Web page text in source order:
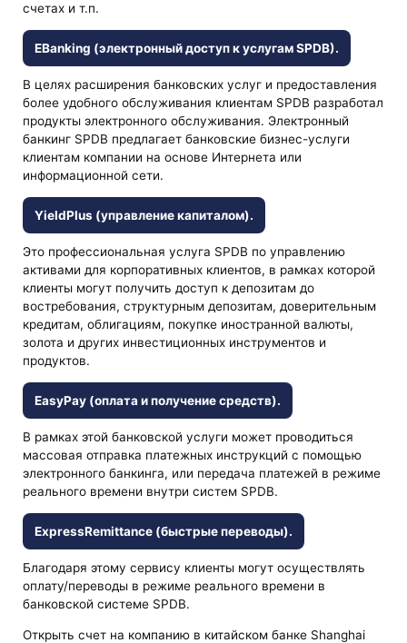
счетах и ​​т.п.
EBanking (электронный доступ к услугам SPDB).
В целях расширения банковских услуг и предоставления
более удобного обслуживания клиентам SPDB разработал
продукты электронного обслуживания. Электронный
банкинг SPDB предлагает банковские бизнес-услуги
клиентам компании на основе Интернета или
информационной сети.
YieldPlus (управление капиталом).
Это профессиональная услуга SPDB по управлению
активами для корпоративных клиентов, в рамках которой
клиенты могут получить доступ к депозитам до
востребования, структурным депозитам, доверительным
кредитам, облигациям, покупке иностранной валюты,
золота и других инвестиционных инструментов и
продуктов.
EasyPay (оплата и получение средств).
В рамках этой банковской услуги может проводиться
массовая отправка платежных инструкций с помощью
электронного банкинга, или передача платежей в режиме
реального времени внутри систем SPDB.
ExpressRemittance (быстрые переводы).
Благодаря этому сервису клиенты могут осуществлять
оплату/переводы в режиме реального времени в
банковской системе SPDB.
Открыть счет на компанию в китайском банке Shanghai